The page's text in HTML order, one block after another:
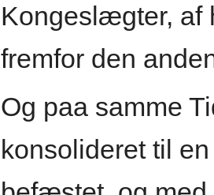
Kongeslægter, af
fremfor den
Og paa samme
konsolideret til